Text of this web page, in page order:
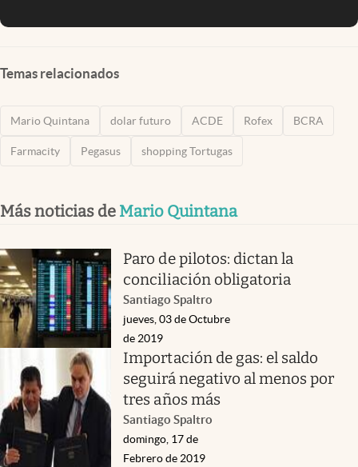
Temas relacionados
Mario Quintana dolar futuro ACDE Rofex BCRA
Farmacity Pegasus shopping Tortugas
Más noticias de Mario Quintana
Paro de pilotos: dictan la
conciliación obligatoria
Santiago Spaltro
jueves, 03 de Octubre
de 2019
Importación de gas: el saldo
seguirá negativo al menos por
tres años más
Santiago Spaltro
domingo, 17 de
Febrero de 2019